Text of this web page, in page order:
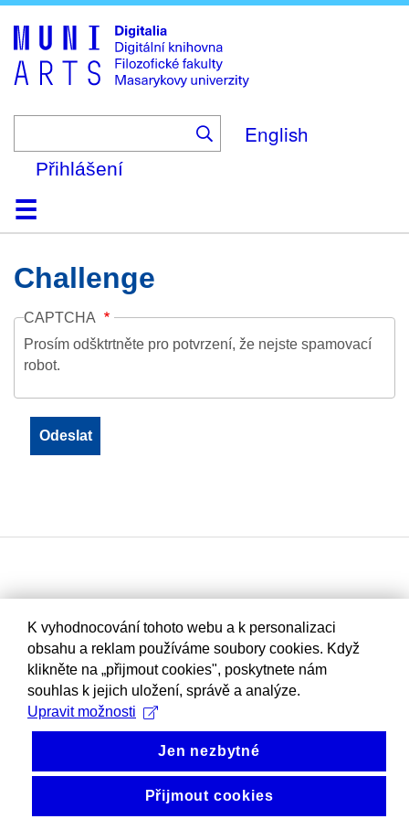
to
main
content
English
Přihlášení
DomůKolekce
Prohlížení
Vyhledávání
O platformě
Nápověda
KontaktDigitalia
Challenge
CAPTCHA
Prosím odšktrtněte pro potvrzení, že nejste spamovací
robot.
K vyhodnocování tohoto webu a k personalizaci
obsahu a reklam používáme soubory cookies. Když
klikněte na „přijmout cookies", poskytnete nám
souhlas k jejich uložení, správě a analýze.
Upravit možnosti
Jen nezbytné
Přijmout cookies